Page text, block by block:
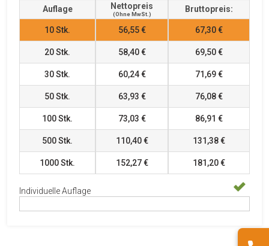
Auflage Nettopreis
(ohne MwSt.)
Bruttopreis:
10Stk. 56,55 € 67,30 €
20Stk. 58,40 € 69,50 €
30Stk. 60,24 € 71,69 €
50Stk. 63,93 € 76,08 €
100Stk. 73,03 € 86,91 €
500Stk. 110,40 € 131,38 €
1000Stk. 152,27 € 181,20 €
Individuelle Auflage